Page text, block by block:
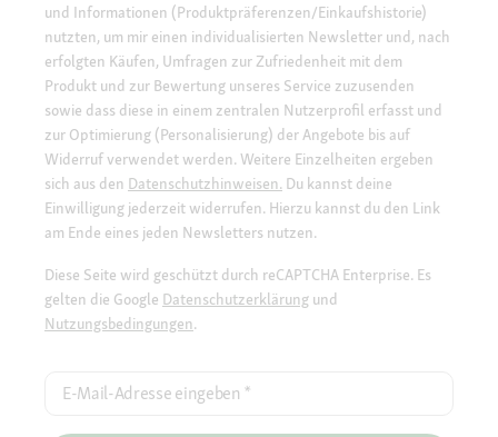
und Informationen (Produktpräferenzen/Einkaufshistorie)
nutzten, um mir einen individualisierten Newsletter und, nach
erfolgten Käufen, Umfragen zur Zufriedenheit mit dem
Produkt und zur Bewertung unseres Service zuzusenden
sowie dass diese in einem zentralen Nutzerprofil erfasst und
zur Optimierung (Personalisierung) der Angebote bis auf
Widerruf verwendet werden. Weitere Einzelheiten ergeben
sich aus den Datenschutzhinweisen. Du kannst deine
Einwilligung jederzeit widerrufen. Hierzu kannst du den Link
am Ende eines jeden Newsletters nutzen.
Diese Seite wird geschützt durch reCAPTCHA Enterprise. Es
gelten die Google Datenschutzerklärung und
Nutzungsbedingungen.
E-Mail-Adresse eingeben *